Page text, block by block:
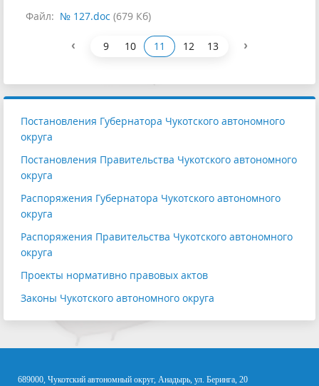
Файл: № 127.doc (679 Кб)
‹ 9 10 11 12 13 ›
Постановления Губернатора Чукотского автономного
округа
Постановления Правительства Чукотского автономного
округа
Распоряжения Губернатора Чукотского автономного
округа
Распоряжения Правительства Чукотского автономного
округа
Проекты нормативно правовых актов
Законы Чукотского автономного округа
689000, Чукотский автономный округ, Анадырь, ул. Беринга, 20